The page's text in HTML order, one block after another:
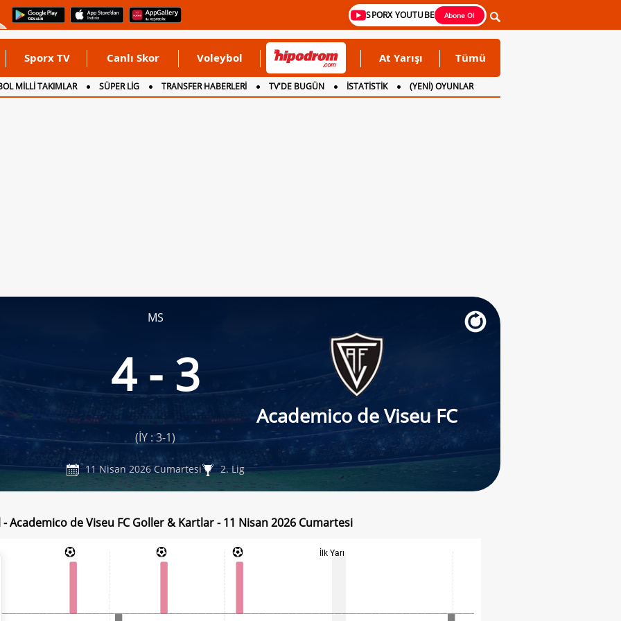
SPORX YOUTUBE Abone Ol
Sporx TV Canlı Skor Voleybol At Yarışı Tümü
MİLLİ TAKIMLAR SÜPER LİG TRANSFER HABERLERİ TV'DE BUGÜN İSTATİSTİK (YENİ) OYUNLAR
MS
4 - 3
Academico de Viseu FC
(İY : 3-1)
11 Nisan 2026 Cumartesi 2. Lig
- Academico de Viseu FC Goller & Kartlar - 11 Nisan 2026 Cumartesi
İlk Yarı